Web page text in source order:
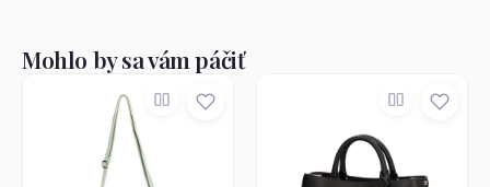
Mohlo by sa vám páčiť